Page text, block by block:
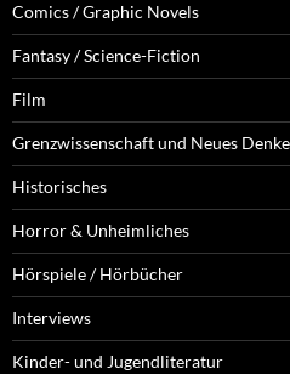
Comics / Graphic Novels
Fantasy / Science-Fiction
Film
Grenzwissenschaft und Neues
Historisches
Horror & Unheimliches
Hörspiele / Hörbücher
Interviews
Kinder- und Jugendliteratur